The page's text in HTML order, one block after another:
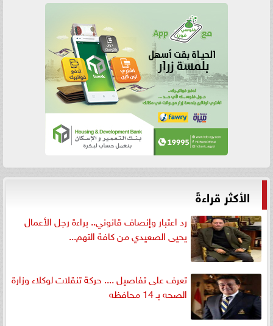
الأكثر قراءةً
رد اعتبار وإنصاف قانوني.. براءة رجل الأعمال
يحيى الصعيدي من كافة التهم...
تعرف على تفاصيل .... حركة تنقلات لوكلاء وزارة
الصحه بـ 14 محافظه